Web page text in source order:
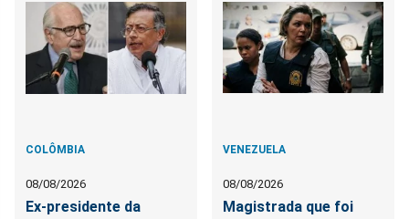
COLÔMBIA
08/08/2026
Ex-presidente da
VENEZUELA
08/08/2026
Magistrada que foi